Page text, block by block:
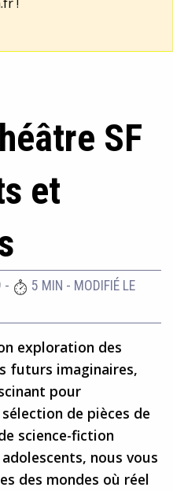
!
SF
et
- 5 MIN - MODIFIÉ LE
exploration des
futurs imaginaires,
pour
de pièces de
science-fiction
nous vous
des mondes où réel